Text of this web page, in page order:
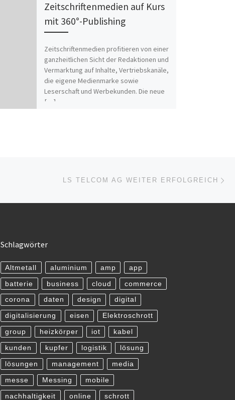
Zeitschriftenmedien auf Kurs
mit 360°-Publishing
Zeitschriftenmedien profitieren von einer
ganzheitlichen Sicht der Redaktionen und
Vermarktung auf Inhalte, Vertriebskanäle,
die eigene Medienmarke sowie
Leserschaft und Werbekunden. Die neue
[…]
LS TELCOM AG WEITER ERFOLGREICH
Schlagwörter
Altmetall aluminium amp app
batterie business cloud commerce
corona daten design digital
digitalisierung eisen Elektroschrott
group heizkörper iot kabel
kunden kupfer logistik lösung
lösungen management media
messe Messing mobile
nachhaltigkeit online schrott